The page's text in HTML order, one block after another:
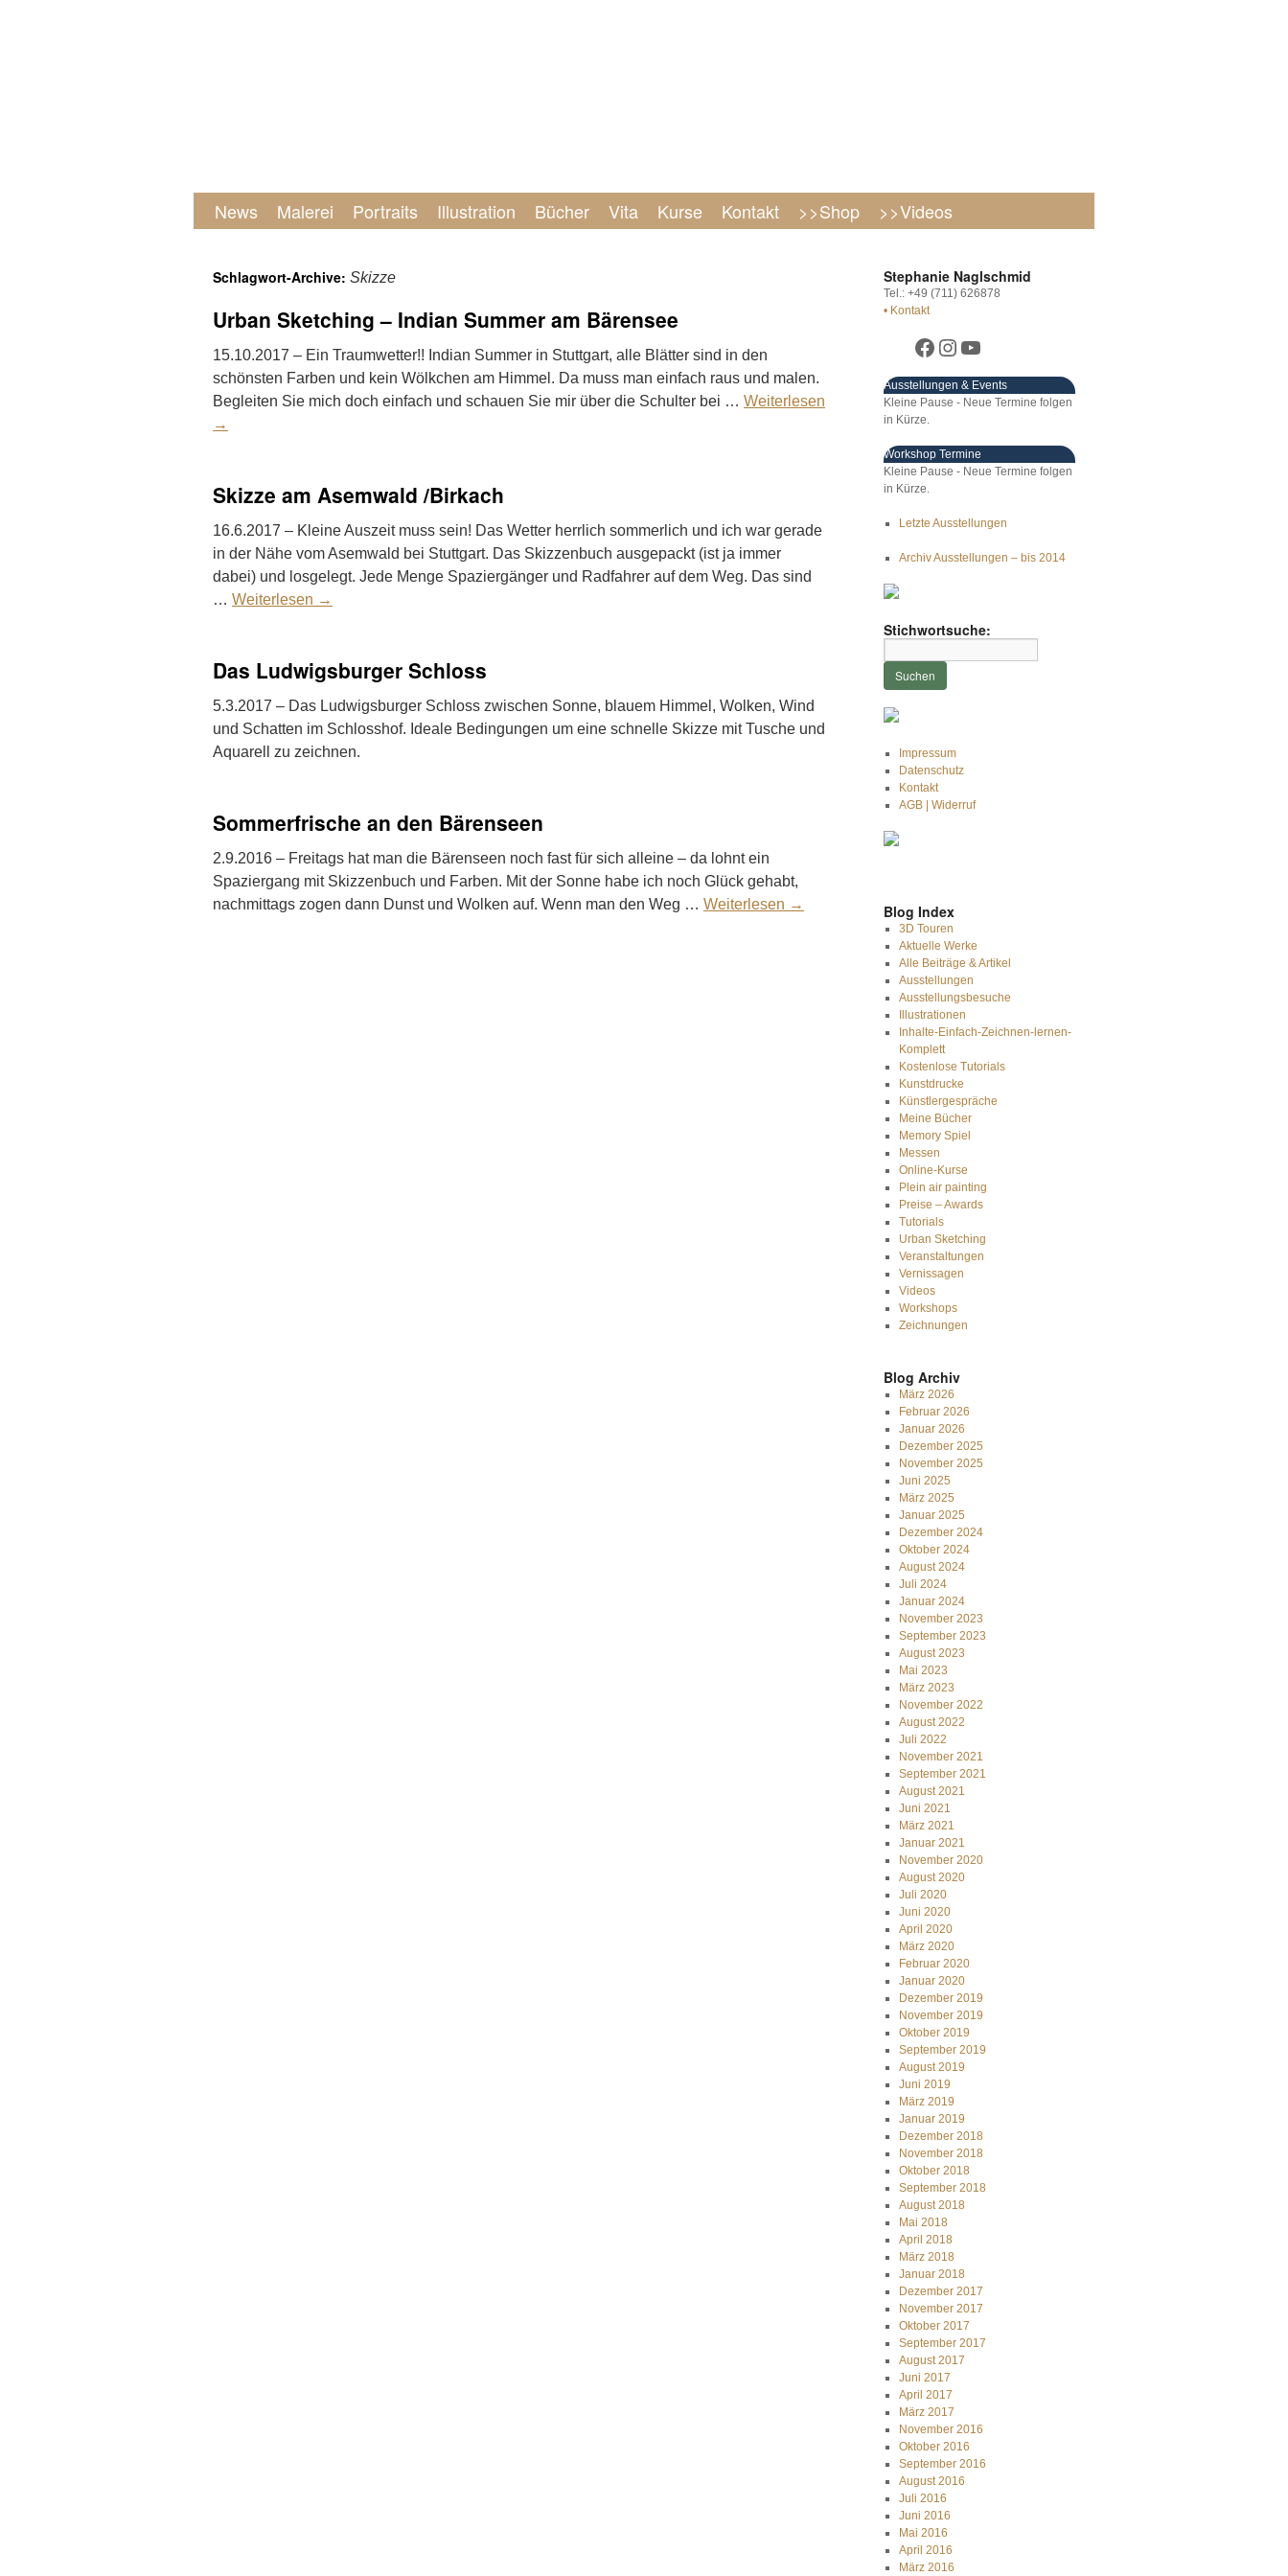
News Malerei Portraits Illustration Bücher Vita Kurse Kontakt >>Shop >>Videos
Schlagwort-Archive: Skizze
Urban Sketching – Indian Summer am Bärensee
15.10.2017 – Ein Traumwetter!! Indian Summer in Stuttgart, alle Blätter sind in den
schönsten Farben und kein Wölkchen am Himmel. Da muss man einfach raus und malen.
Begleiten Sie mich doch einfach und schauen Sie mir über die Schulter bei … Weiterlesen
→
Skizze am Asemwald /Birkach
16.6.2017 – Kleine Auszeit muss sein! Das Wetter herrlich sommerlich und ich war gerade
in der Nähe vom Asemwald bei Stuttgart. Das Skizzenbuch ausgepackt (ist ja immer
dabei) und losgelegt. Jede Menge Spaziergänger und Radfahrer auf dem Weg. Das sind
… Weiterlesen →
Das Ludwigsburger Schloss
5.3.2017 – Das Ludwigsburger Schloss zwischen Sonne, blauem Himmel, Wolken, Wind
und Schatten im Schlosshof. Ideale Bedingungen um eine schnelle Skizze mit Tusche und
Aquarell zu zeichnen.
Sommerfrische an den Bärenseen
2.9.2016 – Freitags hat man die Bärenseen noch fast für sich alleine – da lohnt ein
Spaziergang mit Skizzenbuch und Farben. Mit der Sonne habe ich noch Glück gehabt,
nachmittags zogen dann Dunst und Wolken auf. Wenn man den Weg … Weiterlesen →
Stephanie Naglschmid
Tel.: +49 (711) 626878
• Kontakt
Ausstellungen & Events
Kleine Pause - Neue Termine folgen
in Kürze.
Workshop Termine
Kleine Pause - Neue Termine folgen
in Kürze.
Letzte Ausstellungen
Archiv Ausstellungen – bis 2014
Stichwortsuche:
Impressum
Datenschutz
Kontakt
AGB | Widerruf
Blog Index
3D Touren
Aktuelle Werke
Alle Beiträge & Artikel
Ausstellungen
Ausstellungsbesuche
Illustrationen
Inhalte-Einfach-Zeichnen-lernen-
Komplett
Kostenlose Tutorials
Kunstdrucke
Künstlergespräche
Meine Bücher
Memory Spiel
Messen
Online-Kurse
Plein air painting
Preise – Awards
Tutorials
Urban Sketching
Veranstaltungen
Vernissagen
Videos
Workshops
Zeichnungen
Blog Archiv
März 2026
Februar 2026
Januar 2026
Dezember 2025
November 2025
Juni 2025
März 2025
Januar 2025
Dezember 2024
Oktober 2024
August 2024
Juli 2024
Januar 2024
November 2023
September 2023
August 2023
Mai 2023
März 2023
November 2022
August 2022
Juli 2022
November 2021
September 2021
August 2021
Juni 2021
März 2021
Januar 2021
November 2020
August 2020
Juli 2020
Juni 2020
April 2020
März 2020
Februar 2020
Januar 2020
Dezember 2019
November 2019
Oktober 2019
September 2019
August 2019
Juni 2019
März 2019
Januar 2019
Dezember 2018
November 2018
Oktober 2018
September 2018
August 2018
Mai 2018
April 2018
März 2018
Januar 2018
Dezember 2017
November 2017
Oktober 2017
September 2017
August 2017
Juni 2017
April 2017
März 2017
November 2016
Oktober 2016
September 2016
August 2016
Juli 2016
Juni 2016
Mai 2016
April 2016
März 2016